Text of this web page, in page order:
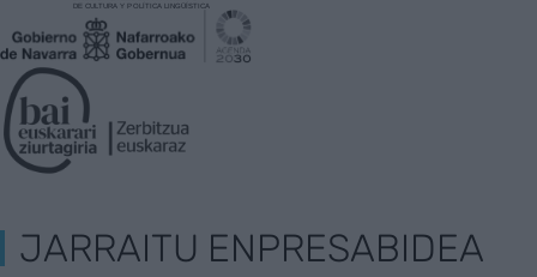
JARRAITU ENPRESABIDEA